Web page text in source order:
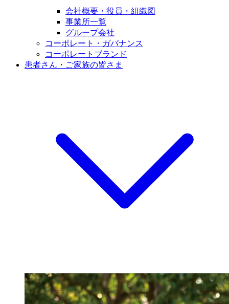
会社概要・役員・組織図
事業所一覧
グループ会社
コーポレート・ガバナンス
コーポレートブランド
患者さん・ご家族の皆さま